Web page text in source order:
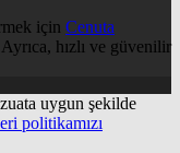
için Cenuta
hızlı ve güvenilir
uygun şekilde
politikamızı